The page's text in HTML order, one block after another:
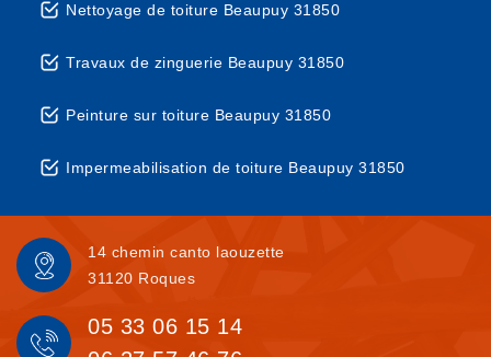
Nettoyage de toiture Beaupuy 31850
Travaux de zinguerie Beaupuy 31850
Peinture sur toiture Beaupuy 31850
Impermeabilisation de toiture Beaupuy 31850
14 chemin canto laouzette
31120 Roques
05 33 06 15 14